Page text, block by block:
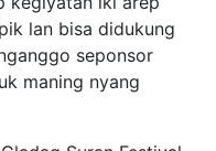
lan bisa didukung
seponsor
maning nyang